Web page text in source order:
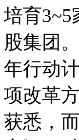
培育3~5
股集团。
年行动
项改革
获悉，